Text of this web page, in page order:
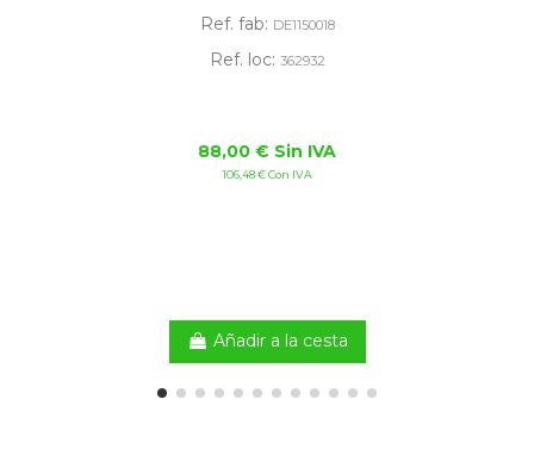
Ref. fab: DE1150018
Ref. loc: 362932
88,00 € Sin IVA
106,48 € Con IVA
Añadir a la cesta